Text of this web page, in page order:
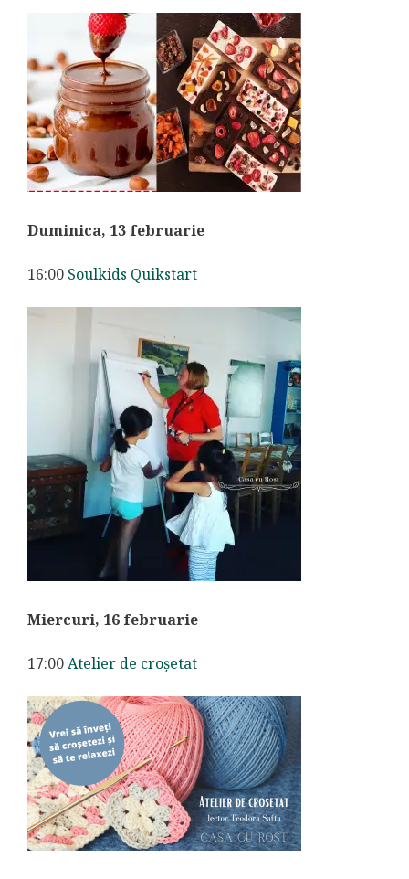
Duminica, 13 februarie
16:00 Soulkids Quikstart
Miercuri, 16 februarie
17:00Atelier de croșetat